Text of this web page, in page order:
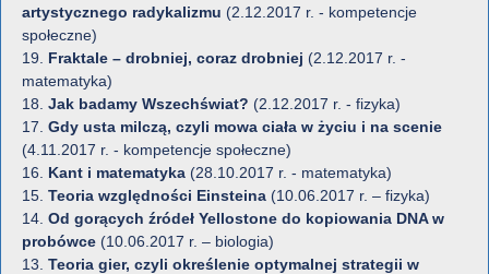
artystycznego radykalizmu (2.12.2017 r. - kompetencje
społeczne)
19. Fraktale – drobniej, coraz drobniej (2.12.2017 r. -
matematyka)
18. Jak badamy Wszechświat? (2.12.2017 r. - fizyka)
17. Gdy usta milczą, czyli mowa ciała w życiu i na scenie
(4.11.2017 r. - kompetencje społeczne)
16. Kant i matematyka (28.10.2017 r. - matematyka)
15. Teoria względności Einsteina (10.06.2017 r. – fizyka)
14. Od gorących źródeł Yellostone do kopiowania DNA w
probówce (10.06.2017 r. – biologia)
13. Teoria gier, czyli określenie optymalnej strategii w